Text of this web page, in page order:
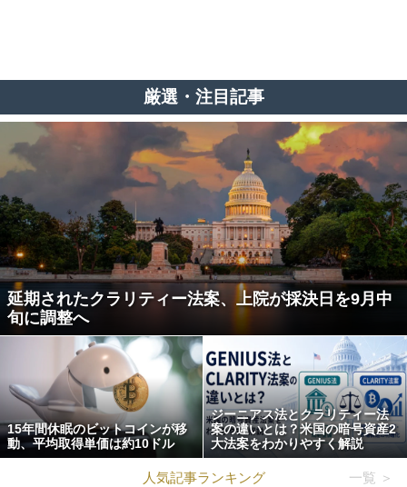
厳選・注目記事
延期されたクラリティー法案、上院が採決日を9月中
旬に調整へ
15年間休眠のビットコインが移
動、平均取得単価は約10ドル
ジーニアス法とクラリティー法
案の違いとは？米国の暗号資産2
大法案をわかりやすく解説
人気記事ランキング 一覧 ＞